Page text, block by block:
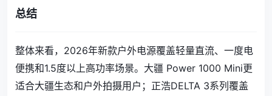
总结
整体来看，2026年新款户外电源覆盖轻量直流、一度电
便携和1.5度以上高功率场景。大疆 Power 1000 Mini更
适合大疆生态和户外拍摄用户；正浩DELTA 3系列覆盖